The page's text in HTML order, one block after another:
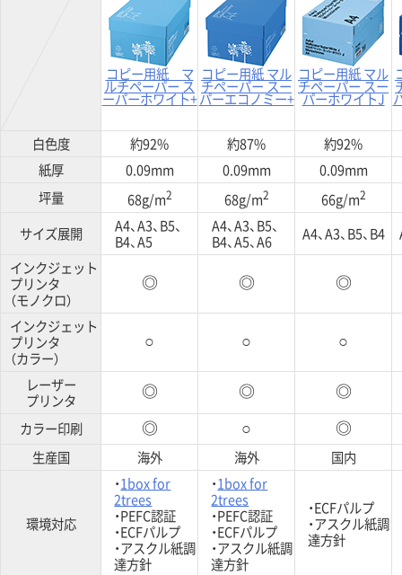
コピー用紙 マ
ルチペーパー ス
ーパーホワイト+
コピー用紙 マル
チペーパー スー
パーエコノミー+
コピー用紙 マル
チペーパー スー
パーホワイトJ
白色度 約92% 約87%
約92%
紙厚
0.09mm 0.09mm
0.09mm
坪量
68g/m2 68g/m2 66g/m2
サイズ展開
A4、A3、B5、
B4、A5
A4、A3、B5、
B4、A5、A6
A4、A3、B5、B4
インクジェット
プリンタ
（モノクロ）
◎ ◎ ◎
インクジェット
プリンタ
（カラー）
○ ○ ○
レーザー
プリンタ
◎ ◎ ◎
カラー印刷 ◎ ○ ◎
生産国 海外 海外 国内
環境対応
・1box for
2trees
・PEFC認証
・ECFパルプ
・アスクル紙調
達方針
・1box for
2trees
・PEFC認証
・ECFパルプ
・アスクル紙調
達方針
・ECFパルプ
・アスクル紙調
達方針